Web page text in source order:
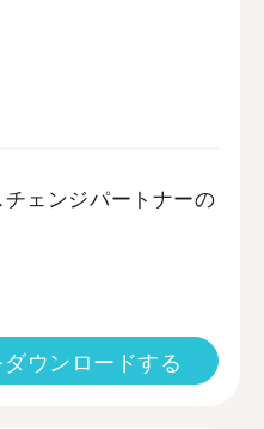
ェンジパートナーの
ウンロードする